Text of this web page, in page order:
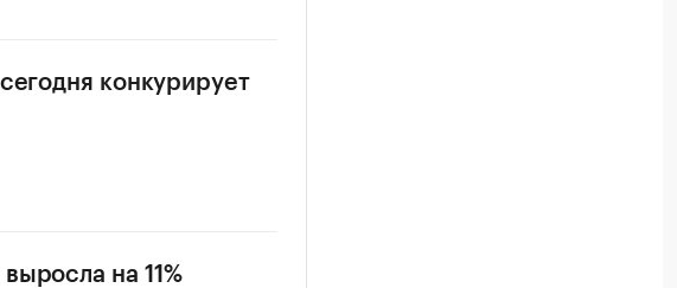
конкурирует
на 11%